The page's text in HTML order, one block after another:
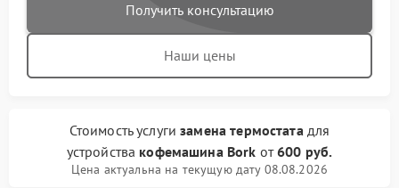
Получить консультацию
Наши цены
Стоимость услугизамена термостатадля
устройства кофемашина Bork от600 руб.
Цена актуальна на текущую дату 08.08.2026